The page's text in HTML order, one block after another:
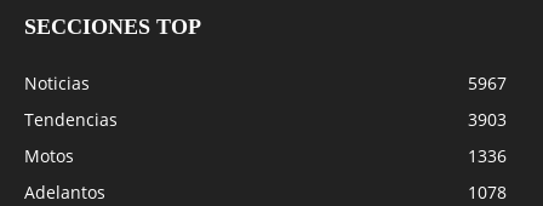
SECCIONES TOP
Noticias
5967
Tendencias
3903
Motos
1336
Adelantos
1078